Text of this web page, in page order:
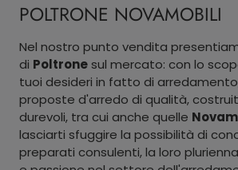
POLTRONE NOVAMOBILI
Nel nostro punto vendita
di Poltrone sul mercato: con lo
tuoi desideri in fatto di
proposte d'arredo di qualità,
durevoli, tra cui anche quelle
lasciarti sfuggire la possibilità di
preparati consulenti, la loro